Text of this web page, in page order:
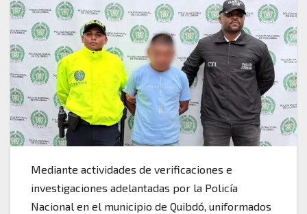
Mediante actividades de verificaciones e
investigaciones adelantadas por la Policía
Nacional en el municipio de Quibdó, uniformados